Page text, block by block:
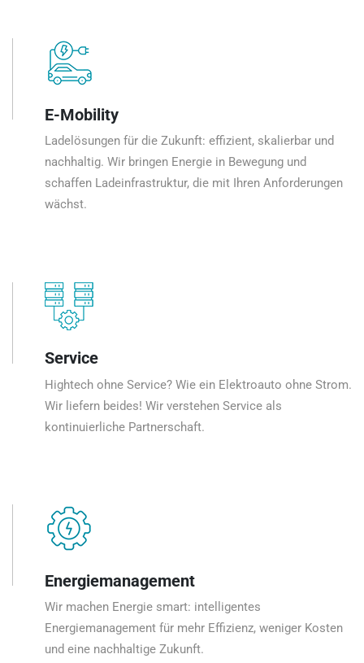
E-Mobility
Ladelösungen für die Zukunft: effizient, skalierbar und
nachhaltig. Wir bringen Energie in Bewegung und
schaffen Ladeinfrastruktur, die mit Ihren Anforderungen
wächst.
Service
Hightech ohne Service? Wie ein Elektroauto ohne Strom.
Wir liefern beides! Wir verstehen Service als
kontinuierliche Partnerschaft.
Energiemanagement
Wir machen Energie smart: intelligentes
Energiemanagement für mehr Effizienz, weniger Kosten
und eine nachhaltige Zukunft.